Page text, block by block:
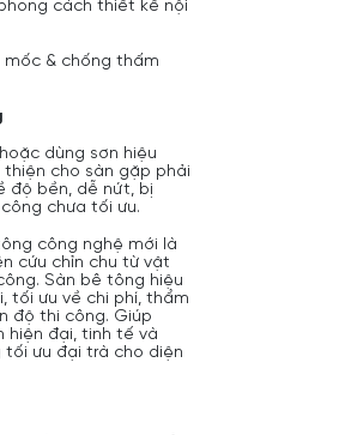
cách thiết kế nội
mốc & chống thấm
dùng sơn hiệu
cho sàn gặp phải
độ bền, dễ nứt, bị
chưa tối ưu.
công nghệ mới là
cứu chỉn chu từ vật
Sàn bê tông hiệu
tối ưu về chi phí, thẩm
độ thi công. Giúp
hiện đại, tinh tế và
tối ưu đại trà cho diện